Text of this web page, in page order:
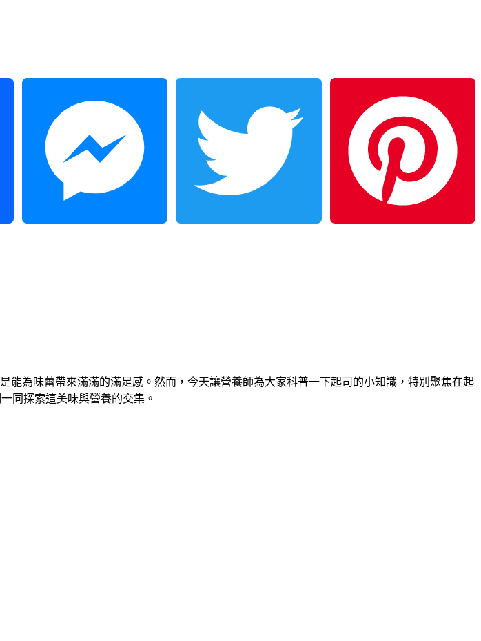
Messenger Twitter
Pinterest
為味蕾帶來滿滿的滿足感。然而，今天讓營養師為大家科普一下起司的小知識，特別聚焦在起
同探索這美味與營養的交集。